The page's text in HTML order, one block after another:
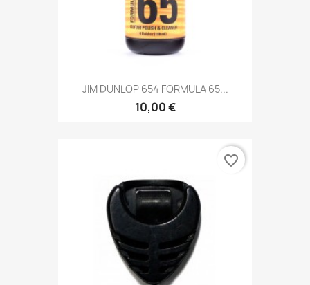
JIM DUNLOP 654 FORMULA 65...
10,00 €
favorite_border